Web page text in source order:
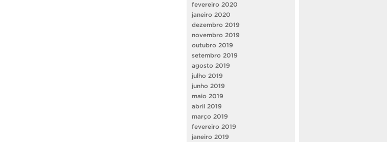
fevereiro 2020
janeiro 2020
dezembro 2019
novembro 2019
outubro 2019
setembro 2019
agosto 2019
julho 2019
junho 2019
maio 2019
abril 2019
março 2019
fevereiro 2019
janeiro 2019